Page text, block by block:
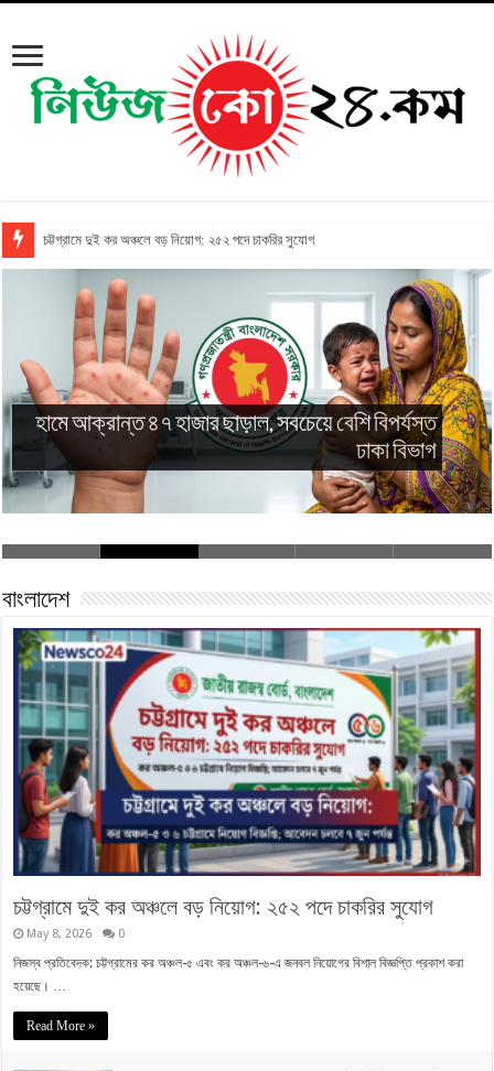
চট্টগ্রামে দুই কর অঞ্চলে বড় নিয়োগ: ২৫২ পদে চাকরির সুযোগ
গির্জায় দুর্ধর্ষ লুট: ফাদারকে বেঁধে টাকা ছিনতাইয়ের
ঘটনায় গ্রেপ্তার ৩
বাংলাদেশ
চট্টগ্রামে দুই কর অঞ্চলে বড় নিয়োগ: ২৫২ পদে চাকরির সুযোগ
May 8, 2026 0
নিজস্ব প্রতিবেদক: চট্টগ্রামের কর অঞ্চল-৫ এবং কর অঞ্চল-৬-এ জনবল নিয়োগের বিশাল বিজ্ঞপ্তি প্রকাশ করা
হয়েছে। …
Read More »